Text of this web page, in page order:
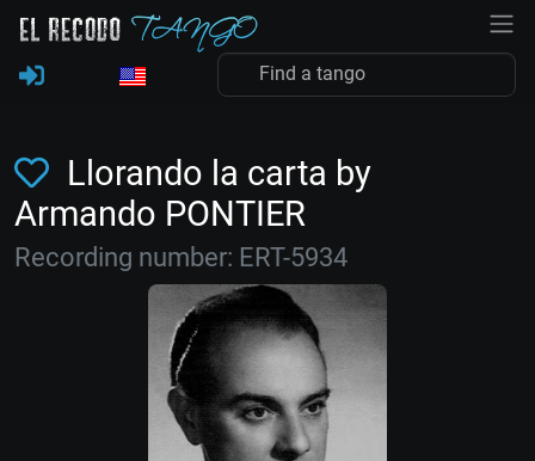
Llorando la carta by
Armando PONTIER
Recording number: ERT-5934